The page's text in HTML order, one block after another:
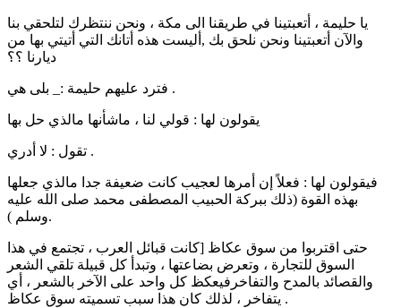
يا حليمة ، أتعبتينا في طريقنا الى مكة ، ونحن ننتظرك لتلحقي بنا
والآن أتعبتينا ونحن نلحق بك ,أليست هذه أتانك التي أتيتي بها من
ديارنا ؟؟
فترد عليهم حليمة :_ بلى هي .
يقولون لها : قولي لنا ، ماشأنها مالذي حل بها
تقول : لا أدري .
فيقولون لها : فعلاً إن أمرها لعجيب كانت ضعيفة جدا مالذي جعلها
بهذه القوة (ذلك ببركة الحبيب المصطفى محمد صلى الله عليه
وسلم ).
حتى اقتربوا من سوق عكاظ [كانت قبائل العرب ، تجتمع في هذا
السوق للتجارة ، وتعرض بضاعتها ، وتبدأ كل قبيلة تلقي الشعر
والقصائد بالمدح والتفاخرفيعكظ كل واحد على الآخر بالشعر ، أي
يتفاخر ، لذلك كان هذا سبب تسميته سوق عكاظ .